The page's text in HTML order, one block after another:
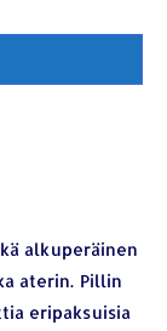
alkuperäinen
aterin. Pillin
eripaksuisia